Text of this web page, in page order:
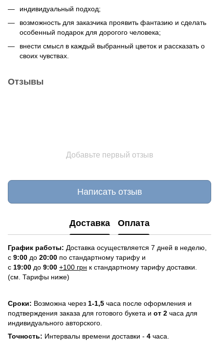
индивидуальный подход;
возможность для заказчика проявить фантазию и сделать
особенный подарок для дорогого человека;
внести смысл в каждый выбранный цветок и рассказать о
своих чувствах.
Отзывы
Добавьте первый отзыв
Написать отзыв
Доставка Оплата
График работы: Доставка осуществляется 7 дней в неделю,
с 9:00 до 20:00 по стандартному тарифу и
с 19:00 до 9:00 +100 грн к стандартному тарифу доставки.
(см. Тарифы ниже)
Сроки: Возможна через 1-1,5 часа после оформления и
подтверждения заказа для готового букета и от 2 часа для
индивидуального авторского.
Точность: Интервалы времени доставки - 4 часа.